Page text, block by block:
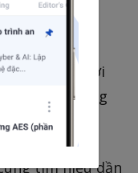
quản lí mã
khắp thế giới
(Sinh ra trong
kernel)
tìm hiểu dần